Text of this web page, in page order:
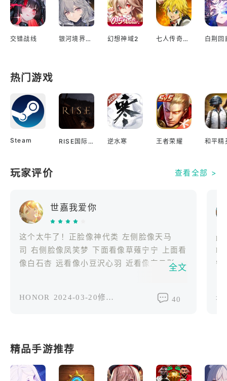
交错战线 银河境界线繁中版 幻想神域2 七人传奇光与暗之交战
热门游戏
Steam RISE国际服 逆水寒 王者荣耀 和平精
玩家评价 查看全部 >
世嘉我爱你
这个太牛了！正脸像神代类 左侧脸像天马
司 右侧脸像凤笑梦 下面看像草薙宁宁 上面看
像白石杏 远看像小豆沢心羽 近看像东云彰
晓山瑞希 害怕时像天马咲希 无语时像星乃一
的时候像桐谷遥 打趣的时候像花里实乃里
全文
HONOR 2024-03-20修改过 40
雫
精品手游推荐